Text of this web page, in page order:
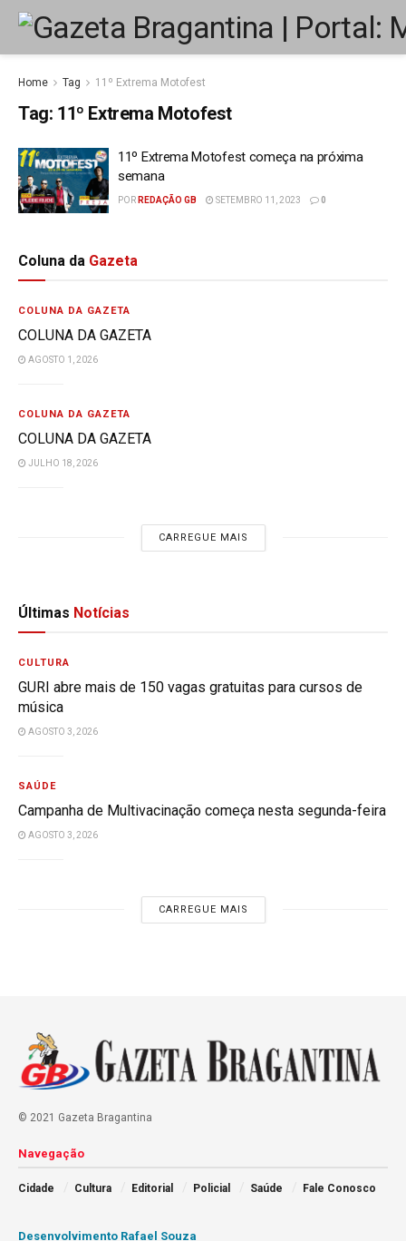
Home Tag 11º Extrema Motofest
Tag: 11º Extrema Motofest
11º Extrema Motofest começa na próxima
semana
POR REDAÇÃO GB SETEMBRO 11, 2023 0
Coluna da Gazeta
COLUNA DA GAZETA
COLUNA DA GAZETA
AGOSTO 1, 2026
COLUNA DA GAZETA
COLUNA DA GAZETA
JULHO 18, 2026
CARREGUE MAIS
Últimas Notícias
CULTURA
GURI abre mais de 150 vagas gratuitas para cursos de
música
AGOSTO 3, 2026
SAÚDE
Campanha de Multivacinação começa nesta segunda-feira
AGOSTO 3, 2026
CARREGUE MAIS
© 2021 Gazeta Bragantina
Navegação
Cidade Cultura Editorial Policial Saúde Fale Conosco
Desenvolvimento Rafael Souza